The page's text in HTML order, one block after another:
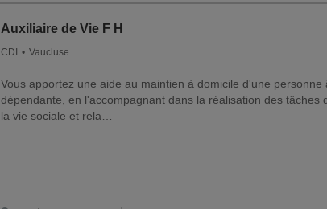
Auxiliaire de Vie F H
CDI Vaucluse
Vous apportez une aide au maintien à domicile d'une personne
dépendante, en l'accompagnant dans la réalisation des tâches
la vie sociale et rela…